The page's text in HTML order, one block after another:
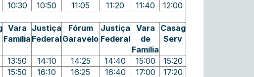
10:30 10:50 11:05 11:20 11:40
12:00
Vara
Família
Justiça
Federal
Fórum
Garavelo
Justiça
Federal
Vara
de
Família
Casag
Serv
13:50 14:10 14:25 14:40 15:00
15:20
15:50 16:10 16:25 16:40 17:00 17:20